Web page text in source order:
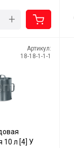
+
Артикул:
18-18-1-1-1
10 л [4] У